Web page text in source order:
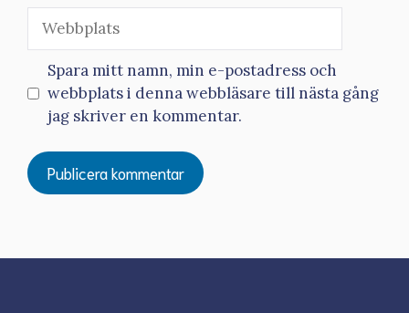
Webbplats
Spara mitt namn, min e-postadress och
webbplats i denna webbläsare till nästa gång
jag skriver en kommentar.